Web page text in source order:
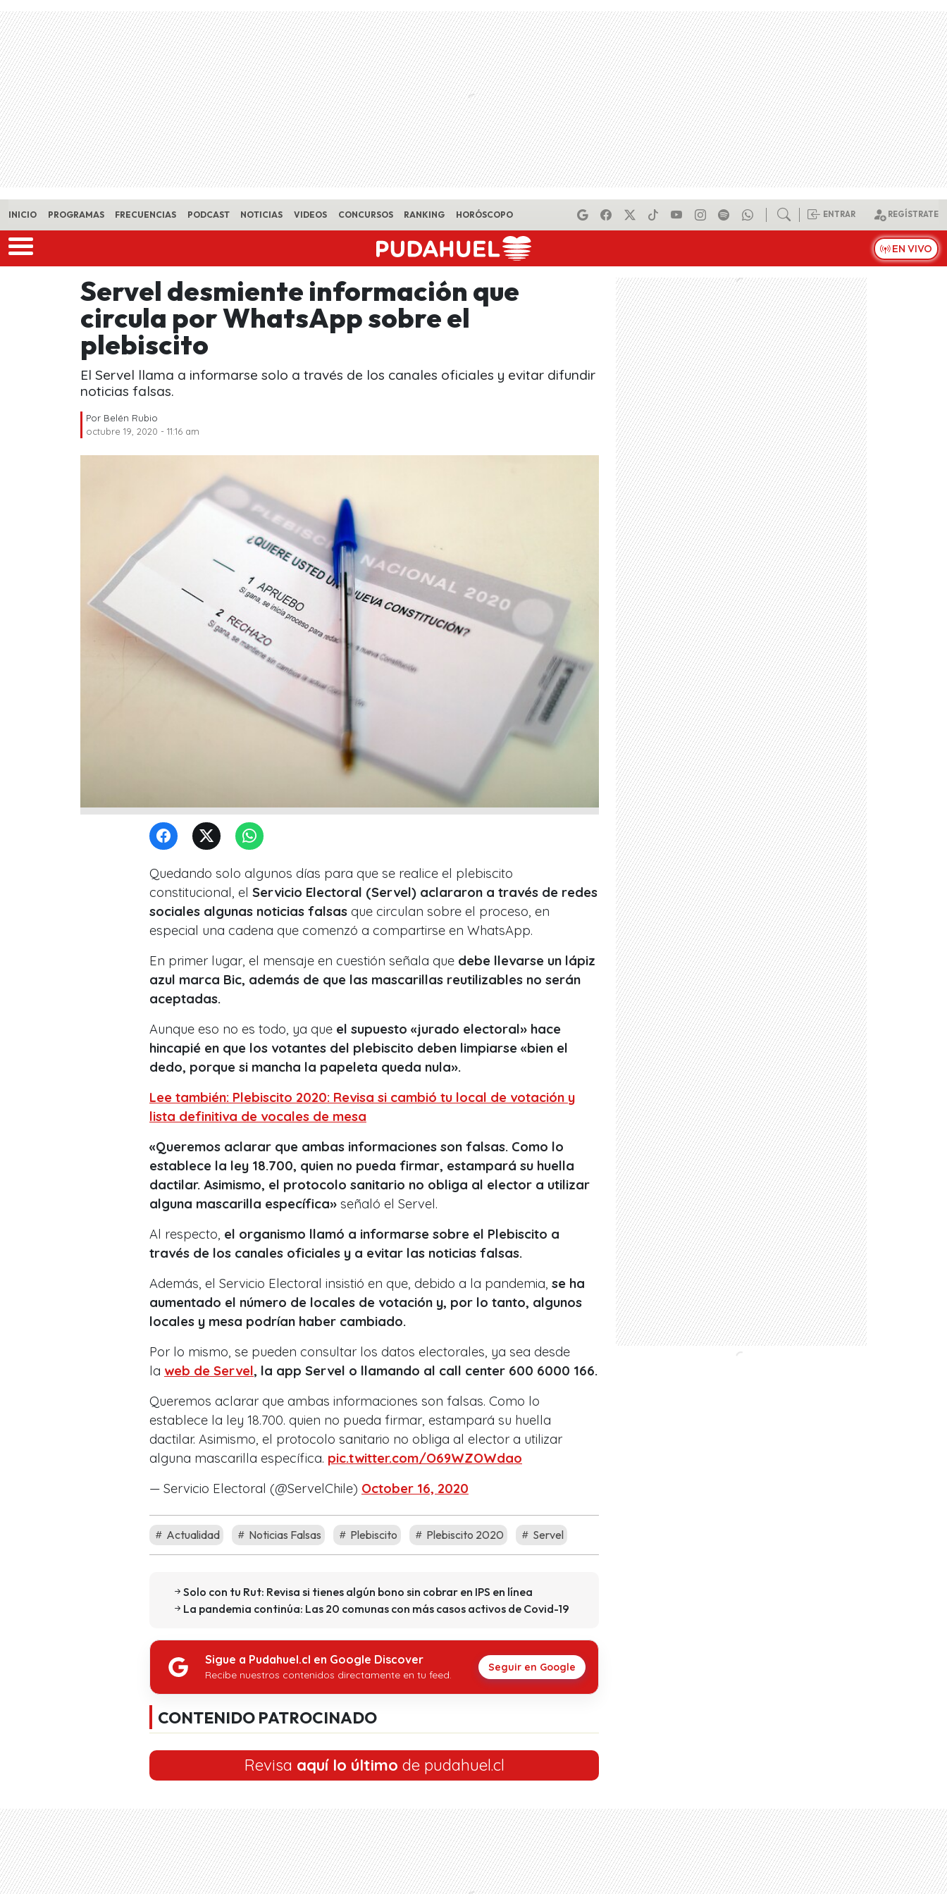
Skip to main content
INICIO PROGRAMAS FRECUENCIAS PODCAST NOTICIAS VIDEOS CONCURSOS RANKING HORÓSCOPO ENTRAR REGÍSTRATE
EN VIVO
Servel desmiente información que
circula por WhatsApp sobre el
plebiscito
El Servel llama a informarse solo a través de los canales oficiales y evitar difundir
noticias falsas.
Por Belén Rubio
octubre 19, 2020 - 11:16 am
Quedando solo algunos días para que se realice el plebiscito
constitucional, el Servicio Electoral (Servel) aclararon a través de redes
sociales algunas noticias falsas que circulan sobre el proceso, en
especial una cadena que comenzó a compartirse en WhatsApp.
En primer lugar, el mensaje en cuestión señala que debe llevarse un lápiz
azul marca Bic, además de que las mascarillas reutilizables no serán
aceptadas.
Aunque eso no es todo, ya que el supuesto «jurado electoral» hace
hincapié en que los votantes del plebiscito deben limpiarse «bien el
dedo, porque si mancha la papeleta queda nula».
Lee también: Plebiscito 2020: Revisa si cambió tu local de votación y
lista definitiva de vocales de mesa
«Queremos aclarar que ambas informaciones son falsas. Como lo
establece la ley 18.700, quien no pueda firmar, estampará su huella
dactilar. Asimismo, el protocolo sanitario no obliga al elector a utilizar
alguna mascarilla específica» señaló el Servel.
Al respecto, el organismo llamó a informarse sobre el Plebiscito a
través de los canales oficiales y a evitar las noticias falsas.
Además, el Servicio Electoral insistió en que, debido a la pandemia, se ha
aumentado el número de locales de votación y, por lo tanto, algunos
locales y mesa podrían haber cambiado.
Por lo mismo, se pueden consultar los datos electorales, ya sea desde
la web de Servel, la app Servel o llamando al call center 600 6000 166.
Queremos aclarar que ambas informaciones son falsas. Como lo
establece la ley 18.700. quien no pueda firmar, estampará su huella
dactilar. Asimismo, el protocolo sanitario no obliga al elector a utilizar
alguna mascarilla específica. pic.twitter.com/O69WZOWdao
— Servicio Electoral (@ServelChile) October 16, 2020
Actualidad Noticias Falsas Plebiscito Plebiscito 2020 Servel
Solo con tu Rut: Revisa si tienes algún bono sin cobrar en IPS en línea
La pandemia continúa: Las 20 comunas con más casos activos de Covid-19
Sigue a Pudahuel.cl en Google Discover
Recibe nuestros contenidos directamente en tu feed.
Seguir en Google
CONTENIDO PATROCINADO
Revisa aquí lo último de pudahuel.cl